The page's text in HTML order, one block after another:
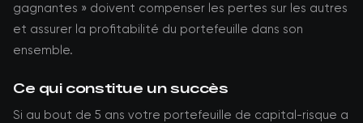
gagnantes » doivent compenser les pertes sur les autres
et assurer la profitabilité du portefeuille dans son
ensemble.
Ce qui constitue un succès
Si au bout de 5 ans votre portefeuille de capital-risque a